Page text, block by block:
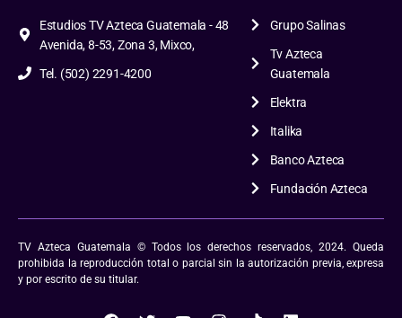
Estudios TV Azteca Guatemala - 48
Avenida, 8-53, Zona 3, Mixco,
Tel. (502) 2291-4200
Grupo Salinas
Tv Azteca
Guatemala
Elektra
Italika
Banco Azteca
Fundación Azteca
TV Azteca Guatemala © Todos los derechos reservados, 2024. Queda
prohibida la reproducción total o parcial sin la autorización previa, expresa
y por escrito de su titular.